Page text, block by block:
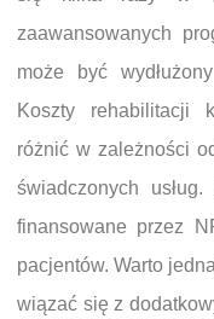
zaawansowanych
może być
Koszty rehabilitacji
różnić w zależności
świadczonych
finansowane przez
pacjentów. Warto
wiązać się z